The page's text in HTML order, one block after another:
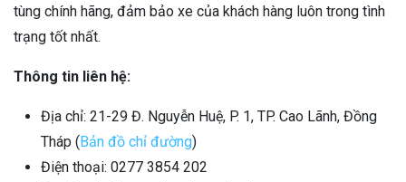
tùng chính hãng, đảm bảo xe của khách hàng luôn trong tình
trạng tốt nhất.
Thông tin liên hệ:
Địa chỉ: 21-29 Đ. Nguyễn Huệ, P. 1, TP. Cao Lãnh, Đồng
Tháp (Bản đồ chỉ đường)
Điện thoại: 0277 3854 202